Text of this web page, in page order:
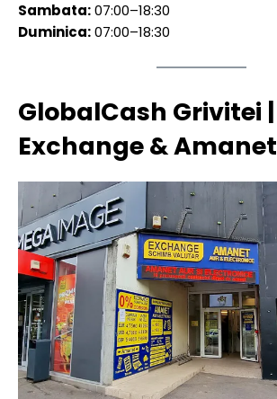
Sambata:07:00–18:30
Duminica:07:00–18:30
GlobalCash Grivitei |
Exchange & Amanet